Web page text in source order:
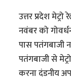
उत्तर प्रदेश
नवंबर को
पास पतंगबाजी
पतंगबाजी से
करना दंडनीय